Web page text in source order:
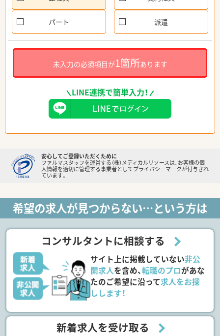
パート 派遣
未入力の必須項目が1箇所あります
LINE連携で簡単入力！
安心してご登録いただくために
ファルマスタッフを運営する（株）メディカルリソースは、お客様の個
人情報を適切に管理する事業者としてプライバシーマークが付与され
ています。
希望の求人が見つからない…という方は
コンサルタントに相談する
サイト上に掲載していない非公
開求人を含め、転職のプロがあな
たのご希望に沿って求人をお探
しします！
新着求人を受け取る